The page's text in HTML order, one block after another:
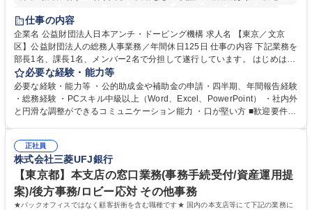
賞与あり
育休あり
食事補助あり
仕事の内容
企業名 公益財団法人日本アンチ・ドーピング機構 求人名 【東京／文京
区】公益財団法人の総務人事業務／年間休日125日 仕事の内容 下記業務を
部長1名、課長1名、メンバー2名で分担して遂行しています。 はじめは担
当者として業務を覚えていただき、ゆくゆくはリーダーやマネージャーポ
ジションとして活躍いただくことを期待しています。 【総務・人事グルー
プの業務内容】 ・人事制度関連 ・採用活動 ・教育研修の企画、実行 ・勤
怠管理 ・官公庁への各種提出 ・法定の会議運営（評議員会、理事会） ・
管理 ・福利厚生関連 ・職員からの問合せ、相談対応 ・その他日常の総務
業務全般 募集職種 【東京／文京区】公益財団法人の総務人事業務／年間
休日125日
必要な経験・能力等
必要な経験・能力等 ・公的助成金や補助金の申請・四半期、年間報告経験
・総務経験 ・PCスキル中級以上（Word、Excel、PowerPoint） ・社内外
と円滑な調整ができるコミュニケーション能力 ・口が堅い方 ■歓迎要件
正社員
株式会社三菱UFJ銀行
【東京都】本支店の窓口業務(事務手続受付/資産運用提
案)/後方事務/ロビー応対 その他事務
★バックオフィスではなく顧客折衝を含む職種です★ 国内の本支店等にて下記の業務に